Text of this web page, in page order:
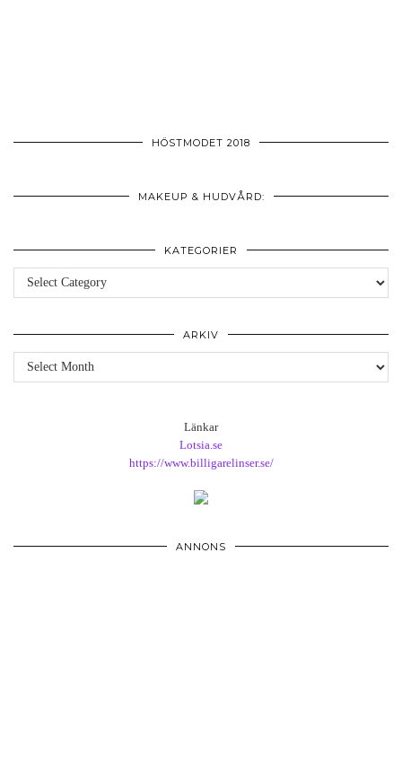
HÖSTMODET 2018
MAKEUP & HUDVÅRD:
KATEGORIER
Kategorier
ARKIV
Arkiv
Länkar
Lotsia.se
https://www.billigarelinser.se/
ANNONS